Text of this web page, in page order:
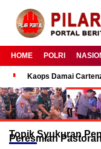
HOME POLRI
Kaops Damai
TopikSyukuran
Peresmian